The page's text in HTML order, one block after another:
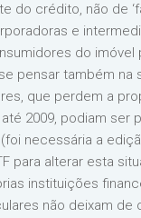
do crédito, não de
e
do imóvel
pensar também na
que perdem a
2009, podiam ser
necessária a
para alterar esta
instituições
não deixam de